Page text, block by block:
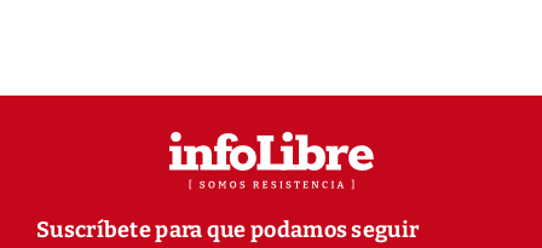
Suscríbete para que podamos seguir